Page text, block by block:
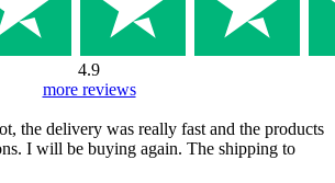
4.9
more reviews
the delivery was really fast and the products
I will be buying again. The shipping to